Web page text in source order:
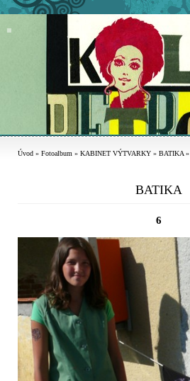
Úvod » Fotoalbum » KABINET VÝTVARKY » BATIKA»
BATIKA
6